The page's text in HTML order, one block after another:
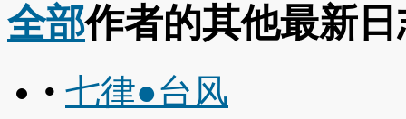
全部作者的其他最新日
• 七律●台风